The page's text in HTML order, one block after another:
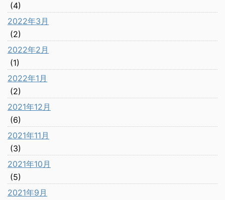
(4)
2022年3月
(2)
2022年2月
(1)
2022年1月
(2)
2021年12月
(6)
2021年11月
(3)
2021年10月
(5)
2021年9月